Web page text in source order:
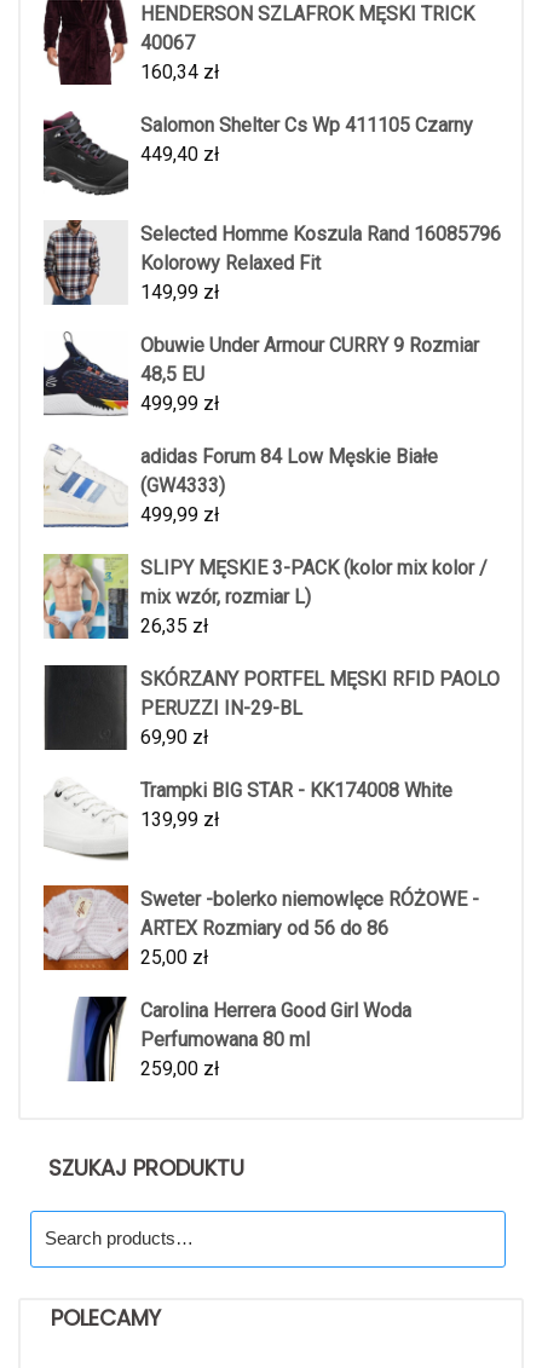
HENDERSON SZLAFROK MĘSKI TRICK
40067
160,34 zł
Salomon Shelter Cs Wp 411105 Czarny
449,40 zł
Selected Homme Koszula Rand 16085796
Kolorowy Relaxed Fit
149,99 zł
Obuwie Under Armour CURRY 9 Rozmiar
48,5 EU
499,99 zł
adidas Forum 84 Low Męskie Białe
(GW4333)
499,99 zł
SLIPY MĘSKIE 3-PACK (kolor mix kolor /
mix wzór, rozmiar L)
26,35 zł
SKÓRZANY PORTFEL MĘSKI RFID PAOLO
PERUZZI IN-29-BL
69,90 zł
Trampki BIG STAR - KK174008 White
139,99 zł
Sweter -bolerko niemowlęce RÓŻOWE -
ARTEX Rozmiary od 56 do 86
25,00 zł
Carolina Herrera Good Girl Woda
Perfumowana 80 ml
259,00 zł
SZUKAJ PRODUKTU
for:
POLECAMY